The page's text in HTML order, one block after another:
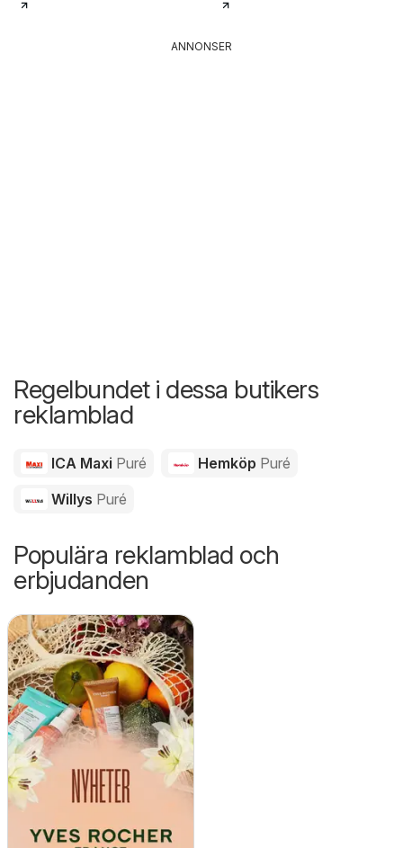
ANNONSER
Regelbundet i dessa butikers
reklamblad
ICA Maxi Puré Hemköp Puré
Willys Puré
Populära reklamblad och
erbjudanden